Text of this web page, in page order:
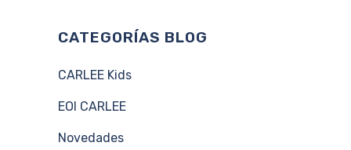
CATEGORÍAS BLOG
CARLEE Kids
EOI CARLEE
Novedades